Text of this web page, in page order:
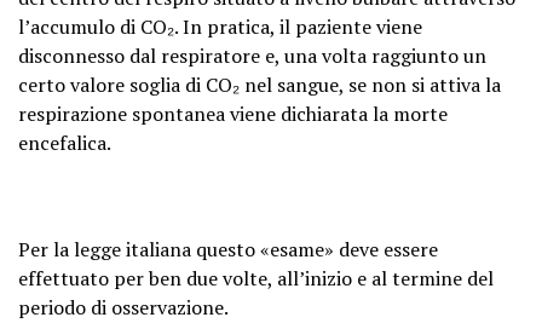
l’accumulo di CO₂. In pratica, il paziente viene
disconnesso dal respiratore e, una volta raggiunto un
certo valore soglia di CO₂ nel sangue, se non si attiva la
respirazione spontanea viene dichiarata la morte
encefalica.
Per la legge italiana questo «esame» deve essere
effettuato per ben due volte, all’inizio e al termine del
periodo di osservazione.